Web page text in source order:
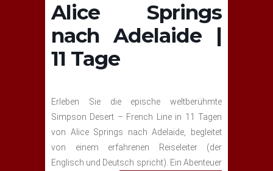
Alice Springs
nach Adelaide |
11 Tage
Erleben Sie die epische weltberühmte
Simpson Desert – French Line in 11 Tagen
von Alice Springs nach Adelaide, begleitet
von einem erfahrenen Reiseleiter (der
Englisch und Deutsch spricht). Ein Abenteuer